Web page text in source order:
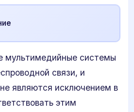
мультимедийные системы
связи, и
являются исключением в
этим